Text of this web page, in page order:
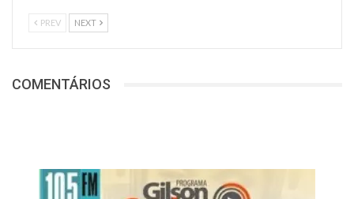
PREV NEXT
COMENTÁRIOS